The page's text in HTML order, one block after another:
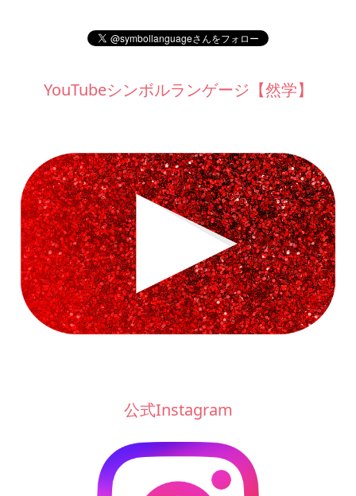
YouTubeシンボルランゲージ【然学】
公式Instagram